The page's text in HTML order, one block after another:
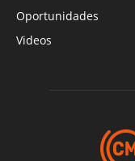
Oportunidades
Videos